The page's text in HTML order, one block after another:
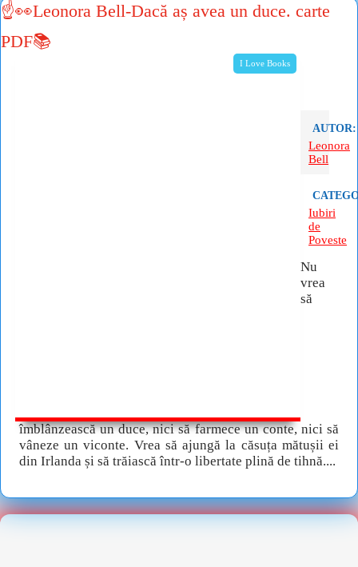
I Love Books
☝👀Leonora Bell-Dacă aș avea un duce. carte
PDF📚
AUTOR:
Leonora
Bell
Iubiri
de
Poveste
Nu
vrea
să
îmblânzească un duce, nici să farmece un conte, nici să
vâneze un viconte. Vrea să ajungă la căsuța mătușii ei
din Irlanda și să trăiască într-o libertate plină de tihnă....